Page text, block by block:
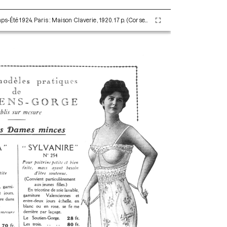
Les Corsets et Ceintures de A. Claverie Printemps-Été 1924. Paris : Maison Claverie, 1920. 17 p. (Corsets esthétiques, ceintures et lingerie, 45)